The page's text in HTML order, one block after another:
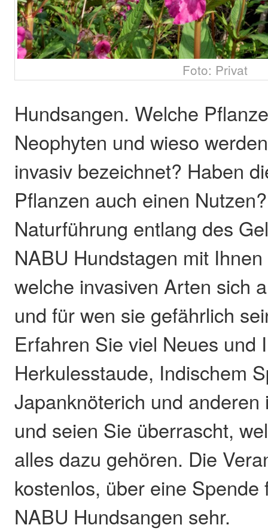
Foto: Privat
Hundsangen. Welche
Neophyten und wieso
invasiv bezeichnet? Haben
Pflanzen auch einen
Naturführung entlang des
NABU Hundstagen mit
welche invasiven Arten sich
und für wen sie gefährlich
Erfahren Sie viel Neues und
Herkulesstaude, Indischem
Japanknöterich und anderen
und seien Sie überrascht,
alles dazu gehören. Die
kostenlos, über eine Spende
NABU Hundsangen sehr.